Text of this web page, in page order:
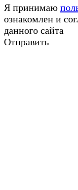
Я принимаю
ознакомлен и
данного сайта
Отправить